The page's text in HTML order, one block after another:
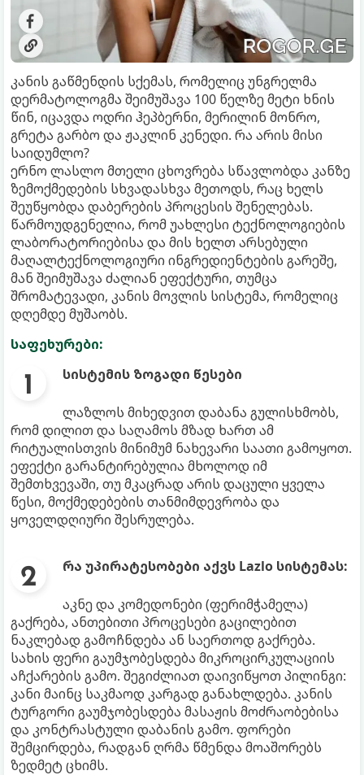
კანის გაწმენდის სქემას, რომელიც უნგრელმა
დერმატოლოგმა შეიმუშავა 100 წელზე მეტი ხნის
წინ, იცავდა ოდრი ჰეპბერნი, მერილინ მონრო,
გრეტა გარბო და ჟაკლინ კენედი. რა არის მისი
საიდუმლო?
ერნო ლასლო მთელი ცხოვრება სწავლობდა კანზე
ზემოქმედების სხვადასხვა მეთოდს, რაც ხელს
შეუწყობდა დაბერების პროცესის შენელებას.
წარმოუდგენელია, რომ უახლესი ტექნოლოგიების
ლაბორატორიებისა და მის ხელთ არსებული
მაღალტექნოლოგიური ინგრედიენტების გარეშე,
მან შეიმუშავა ძალიან ეფექტური, თუმცა
შრომატევადი, კანის მოვლის სისტემა, რომელიც
დღემდე მუშაობს.
საფეხურები:
სისტემის ზოგადი წესები
ლაზლოს მიხედვით დაბანა გულისხმობს,
რომ დილით და საღამოს მზად ხართ ამ
რიტუალისთვის მინიმუმ ნახევარი საათი გამოყოთ.
ეფექტი გარანტირებულია მხოლოდ იმ
შემთხვევაში, თუ მკაცრად არის დაცული ყველა
წესი, მოქმედებების თანმიმდევრობა და
ყოველდღიური შესრულება.
რა უპირატესობები აქვს Lazlo სისტემას:
აკნე და კომედონები (ფერიმჭამელა)
გაქრება, ანთებითი პროცესები გაცილებით
ნაკლებად გამოჩნდება ან საერთოდ გაქრება.
სახის ფერი გაუმჯობესდება მიკროცირკულაციის
აჩქარების გამო. შეგიძლიათ დაივიწყოთ პილინგი:
კანი მაინც საკმაოდ კარგად განახლდება. კანის
ტურგორი გაუმჯობესდება მასაჟის მოძრაობებისა
და კონტრასტული დაბანის გამო. ფორები
შემცირდება, რადგან ღრმა წმენდა მოაშორებს
ზედმეტ ცხიმს.